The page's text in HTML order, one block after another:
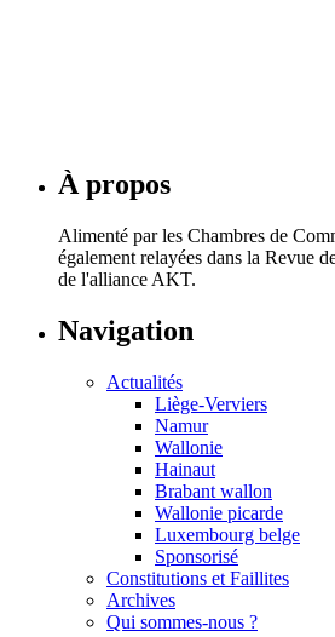
Clean-Up : l’exigence du détail
À propos
Alimenté par les Chambres de
également relayées dans la Revue
de l'alliance AKT.
Navigation
Actualités
Liège-Verviers
Namur
Wallonie
Hainaut
Brabant wallon
Wallonie picarde
Luxembourg belge
Sponsorisé
Constitutions et Faillites
Archives
Qui sommes-nous ?